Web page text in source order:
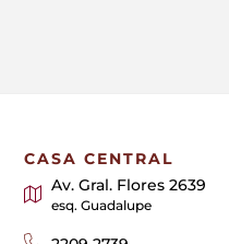
CASA CENTRAL
Av. Gral. Flores 2639
esq. Guadalupe